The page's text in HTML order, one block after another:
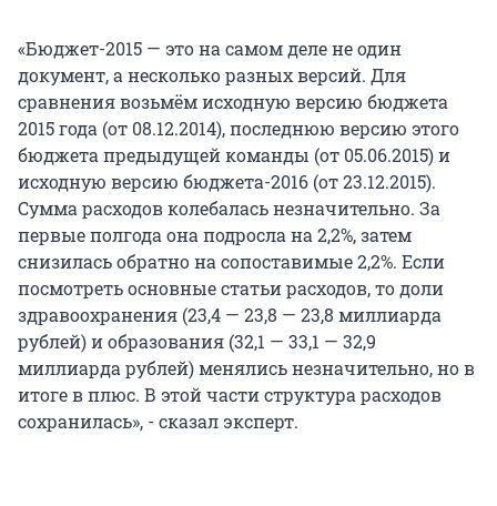
«Бюджет-2015 — это на самом деле не один
документ, а несколько разных версий. Для
сравнения возьмём исходную версию бюджета
2015 года (от 08.12.2014), последнюю версию этого
бюджета предыдущей команды (от 05.06.2015) и
исходную версию бюджета-2016 (от 23.12.2015).
Сумма расходов колебалась незначительно. За
первые полгода она подросла на 2,2%, затем
снизилась обратно на сопоставимые 2,2%. Если
посмотреть основные статьи расходов, то доли
здравоохранения (23,4 — 23,8 — 23,8 миллиарда
рублей) и образования (32,1 — 33,1 — 32,9
миллиарда рублей) менялись незначительно, но в
итоге в плюс. В этой части структура расходов
сохранилась», - сказал эксперт.